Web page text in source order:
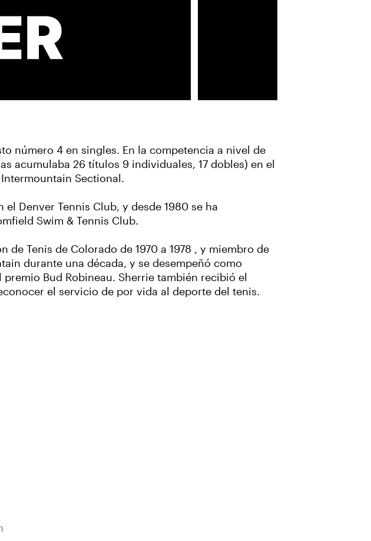
número 4 en singles. En la competencia a nivel de
acumulaba 26 títulos 9 individuales, 17 dobles) en el
Sectional.
Denver Tennis Club, y desde 1980 se ha
Swim & Tennis Club.
Tenis de Colorado de 1970 a 1978 , y miembro de
durante una década, y se desempeñó como
Bud Robineau. Sherrie también recibió el
el servicio de por vida al deporte del tenis.